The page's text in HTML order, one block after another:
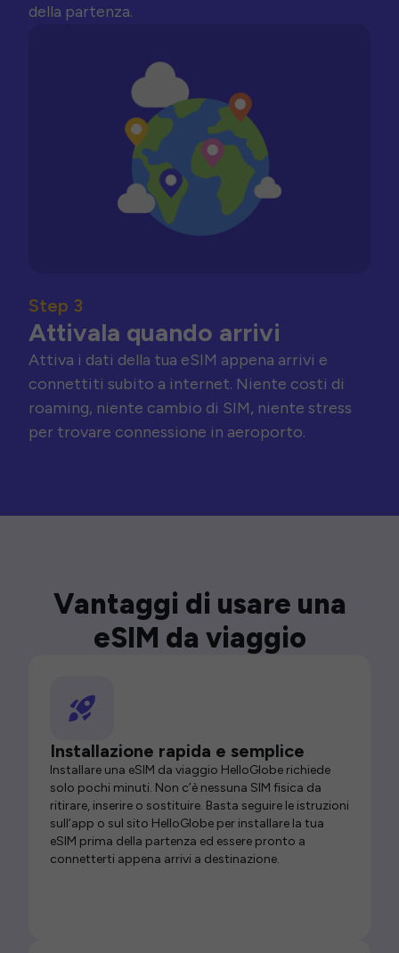
della partenza.
Step 3
Attivala quando arrivi
Attiva i dati della tua eSIM appena arrivi e
connettiti subito a internet. Niente costi di
roaming, niente cambio di SIM, niente stress
per trovare connessione in aeroporto.
Vantaggi di usare una
eSIM da viaggio
Installazione rapida e semplice
Installare una eSIM da viaggio HelloGlobe richiede
solo pochi minuti. Non c’è nessuna SIM fisica da
ritirare, inserire o sostituire. Basta seguire le istruzioni
sull’app o sul sito HelloGlobe per installare la tua
eSIM prima della partenza ed essere pronto a
connetterti appena arrivi a destinazione.